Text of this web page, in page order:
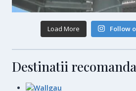
Load More Follow
Destinatii